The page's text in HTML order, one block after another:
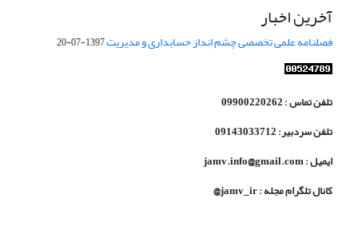
آخرین اخبار
فصلنامه علمی تخصصی چشم انداز حسابداری و مدیریت1397-07-20
تلفن تماس : 09900220262
تلفن سردبیر: 09143033712
ایمیل : jamv.info@gmail.com
کانال تلگرام مجله : jamv_ir@